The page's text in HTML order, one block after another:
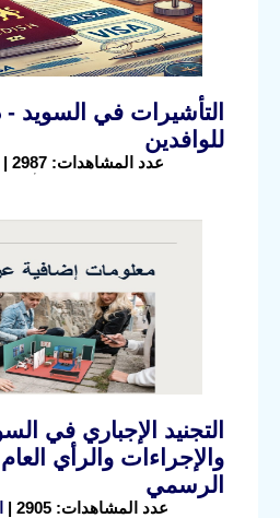
التأشيرات في السويد
للوافدين
عدد المشاهدات: 2987 |
التجنيد الإجباري في
والإجراءات والرأي
الرسمي
عدد المشاهدات: 2905 |